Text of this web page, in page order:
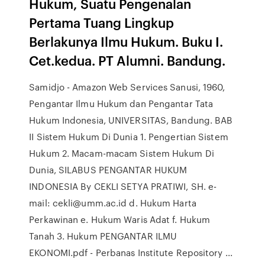
Pertama Tuang Lingkup
Berlakunya Ilmu Hukum. Buku I.
Cet.kedua. PT Alumni. Bandung.
Samidjo - Amazon Web Services Sanusi, 1960,
Pengantar Ilmu Hukum dan Pengantar Tata
Hukum Indonesia, UNIVERSITAS, Bandung. BAB
II Sistem Hukum Di Dunia 1. Pengertian Sistem
Hukum 2. Macam-macam Sistem Hukum Di
Dunia, SILABUS PENGANTAR HUKUM
INDONESIA By CEKLI SETYA PRATIWI, SH. e-
mail: cekli@umm.ac.id d. Hukum Harta
Perkawinan e. Hukum Waris Adat f. Hukum
Tanah 3. Hukum PENGANTAR ILMU
EKONOMI.pdf - Perbanas Institute Repository ...